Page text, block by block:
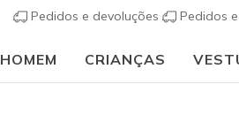
Pedidos e devoluções Pedidos
HOMEM CRIANÇAS